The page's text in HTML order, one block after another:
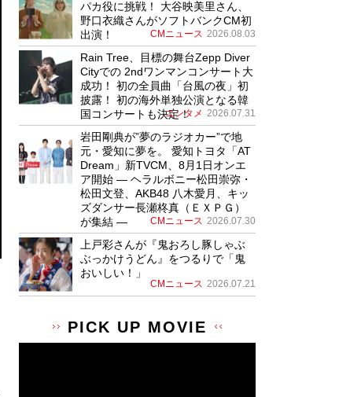
パカ役に挑戦！ 大谷映美里さん、
野口衣織さんがソフトバンクCM初
出演！
CMニュース 2026.08.03
Rain Tree、目標の舞台Zepp Diver
Cityでの 2ndワンマンコンサート大
成功！ 初の全員曲「台風の夜」初
披露！ 初の海外単独公演となる韓
国コンサートも決定！
エンタメ 2026.07.31
岩田剛典が”夢のラジオカー”で地
元・愛知に夢を。 愛知トヨタ「AT
Dream」新TVCM、8月1日オンエ
ア開始 ― ヘラルボニー松田崇弥・
松田文登、AKB48 八木愛月、キッ
ズダンサー長瀬柊真（ＥＸＰＧ）
が集結 ―
CMニュース 2026.07.30
上戸彩さんが『鬼おろし豚しゃぶ
ぶっかけうどん』をつるりで「鬼
おいしい！」
CMニュース 2026.07.21
PICK UP MOVIE